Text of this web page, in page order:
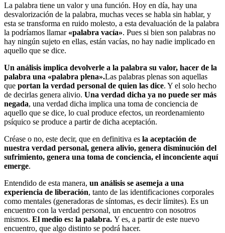
La palabra tiene un valor y una función. Hoy en día, hay una
desvalorización de la palabra, muchas veces se habla sin hablar, y
esta se transforma en ruido molesto, a esta devaluación de la palabra
la podríamos llamar «palabra vacía». Pues si bien son palabras no
hay ningún sujeto en ellas, están vacías, no hay nadie implicado en
aquello que se dice.
Un análisis implica devolverle a la palabra su valor, hacer de la
palabra una «palabra plena».Las palabras plenas son aquellas
que portan la verdad personal de quien las dice. Y el solo hecho
de decirlas genera alivio. Una verdad dicha ya no puede ser más
negada, una verdad dicha implica una toma de conciencia de
aquello que se dice, lo cual produce efectos, un reordenamiento
psíquico se produce a partir de dicha aceptación.
Créase o no, este decir, que en definitiva es la aceptación de
nuestra verdad personal, genera alivio, genera disminución del
sufrimiento, genera una toma de conciencia, el inconciente aquí
emerge.
Entendido de esta manera, un análisis se asemeja a una
experiencia de liberación, tanto de las identificaciones corporales
como mentales (generadoras de síntomas, es decir límites). Es un
encuentro con la verdad personal, un encuentro con nosotros
mismos. El medio es: la palabra. Y es, a partir de este nuevo
encuentro, que algo distinto se podrá hacer.